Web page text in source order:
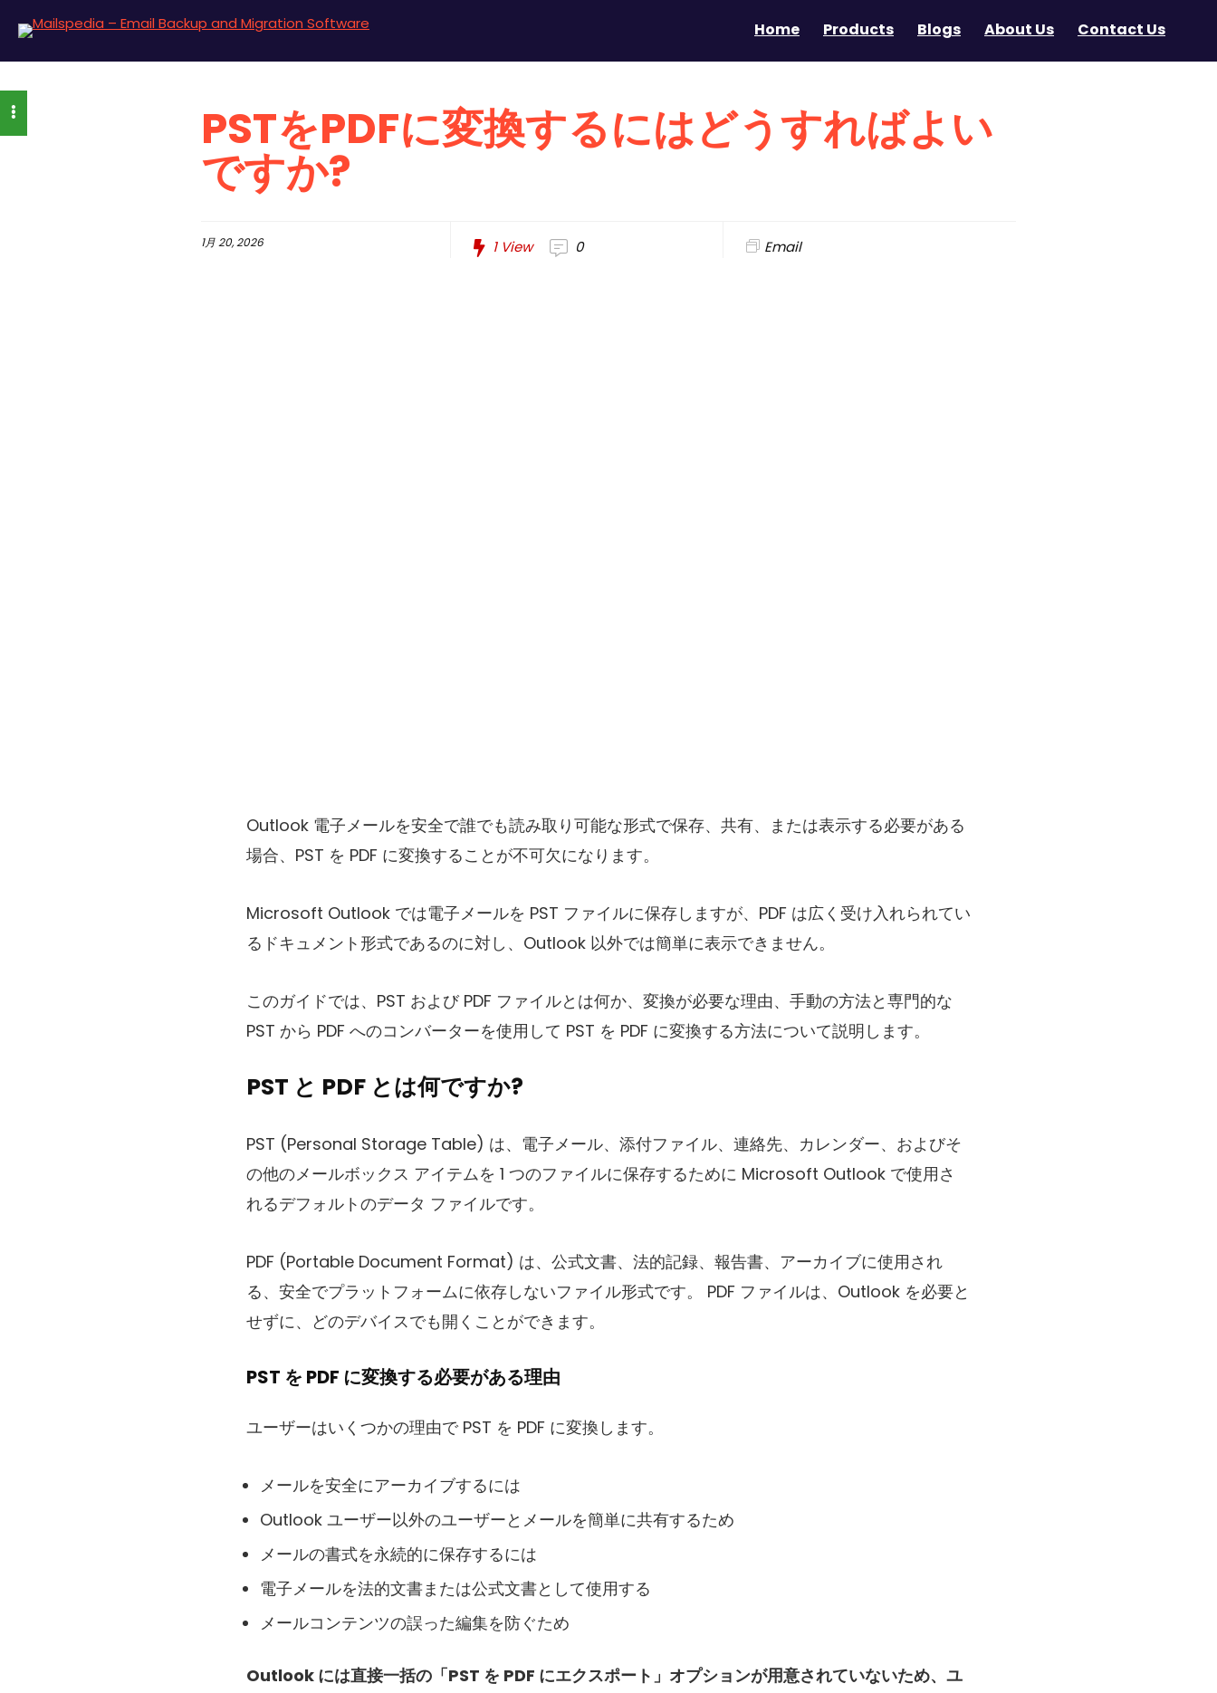
Home Products Blogs About Us Contact Us
PSTをPDFに変換するにはどうすればよい
ですか?
1月 20, 2026 1View 0 Email
Outlook 電子メールを安全で誰でも読み取り可能な形式で保存、共有、または表示する必要がある
場合、PST を PDF に変換することが不可欠になります。
Microsoft Outlook では電子メールを PST ファイルに保存しますが、PDF は広く受け入れられてい
るドキュメント形式であるのに対し、Outlook 以外では簡単に表示できません。
このガイドでは、PST および PDF ファイルとは何か、変換が必要な理由、手動の方法と専門的な
PST から PDF へのコンバーターを使用して PST を PDF に変換する方法について説明します。
PST と PDF とは何ですか?
PST (Personal Storage Table) は、電子メール、添付ファイル、連絡先、カレンダー、およびそ
の他のメールボックス アイテムを 1 つのファイルに保存するために Microsoft Outlook で使用さ
れるデフォルトのデータ ファイルです。
PDF (Portable Document Format) は、公式文書、法的記録、報告書、アーカイブに使用され
る、安全でプラットフォームに依存しないファイル形式です。 PDF ファイルは、Outlook を必要と
せずに、どのデバイスでも開くことができます。
PST を PDF に変換する必要がある理由
ユーザーはいくつかの理由で PST を PDF に変換します。
メールを安全にアーカイブするには
Outlook ユーザー以外のユーザーとメールを簡単に共有するため
メールの書式を永続的に保存するには
電子メールを法的文書または公式文書として使用する
メールコンテンツの誤った編集を防ぐため
Outlook には直接一括の「PST を PDF にエクスポート」オプションが用意されていないため、ユ